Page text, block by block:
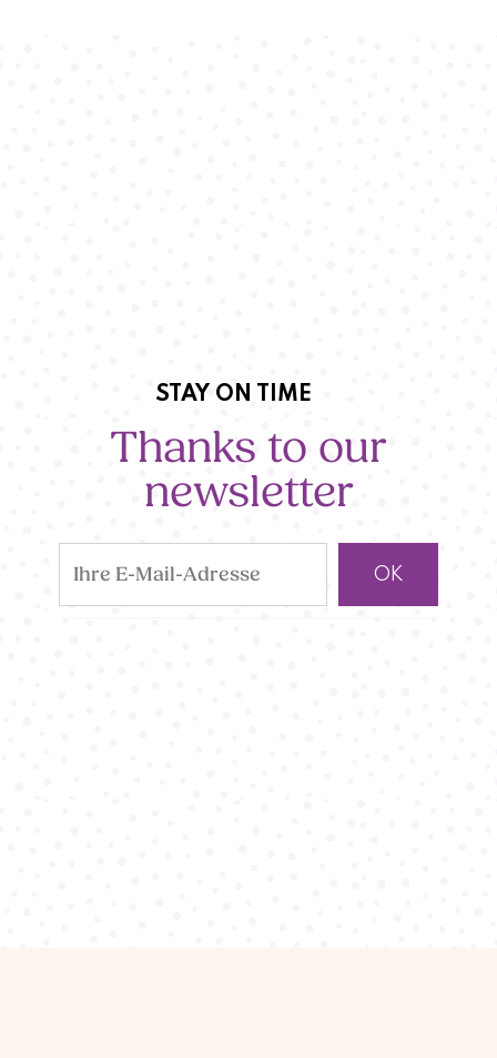
STAY ON TIME
Thanks to our
newsletter